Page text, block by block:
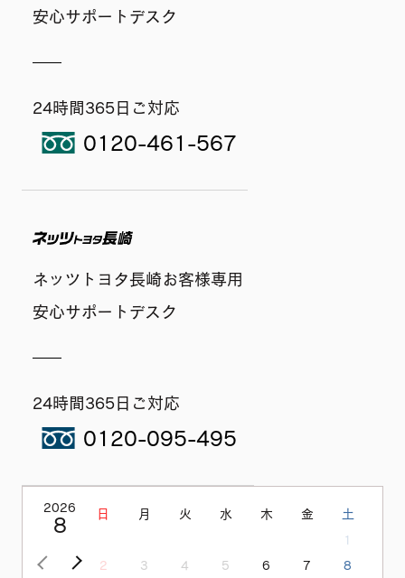
安心サポートデスク
24時間365日ご対応
0120-461-567
ネッツトヨタ長崎お客様専用
安心サポートデスク
24時間365日ご対応
0120-095-495
<前の月
2026
8
次の月>
日 月 火 水 木 金
土
1
2
3 4 5 6 7
8